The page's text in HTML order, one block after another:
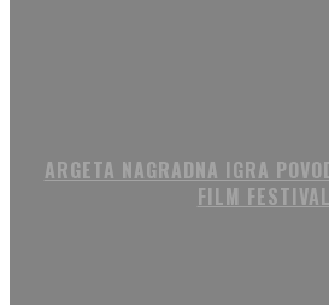
ARGETA NAGRADNA IGRA
FILM